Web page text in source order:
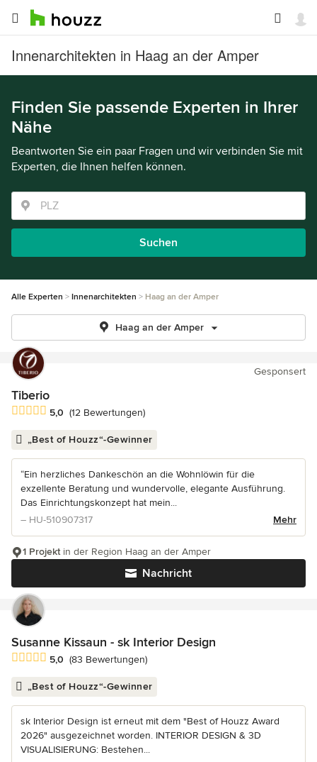
Innenarchitekten in Haag an der Amper
Finden Sie passende Experten in Ihrer
Nähe
Beantworten Sie ein paar Fragen und wir verbinden Sie mit
Experten, die Ihnen helfen können.
Suchen
Alle Experten Innenarchitekten Haag an der Amper
Haag an der Amper
Gesponsert
Tiberio
Durchschnittliche Bewertung: 5 von 5 Sternen
5,0 (12 Bewertungen)
„Best of Houzz“-Gewinner
“Ein herzliches Dankeschön an die Wohnlöwin für die
exzellente Beratung und wundervolle, elegante Ausführung.
Das Einrichtungskonzept hat mein...
– HU-510907317
Mehr
Nachricht
1 Projektin der Region Haag an der Amper
Susanne Kissaun - sk Interior Design
Durchschnittliche Bewertung: 5 von 5 Sternen
5,0 (83 Bewertungen)
„Best of Houzz“-Gewinner
sk Interior Design ist erneut mit dem "Best of Houzz Award
2026" ausgezeichnet worden. INTERIOR DESIGN & 3D
VISUALISIERUNG: Bestehen...